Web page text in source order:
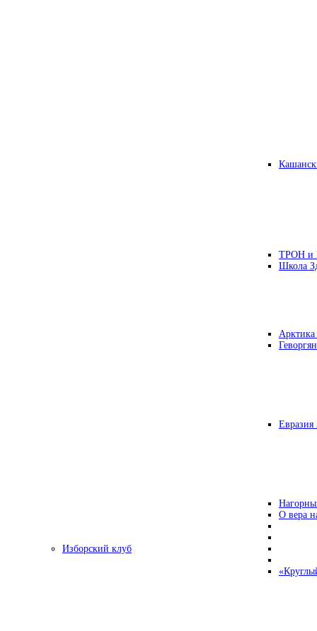
ТРОН и
Школа
Евразия
О вера
Изборский клуб